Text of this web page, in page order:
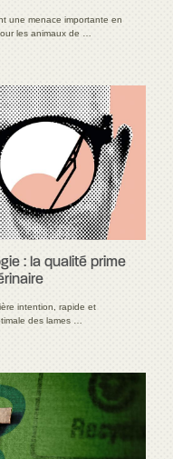
une menace importante en
les animaux de …
: la qualité prime
intention, rapide et
des lames …